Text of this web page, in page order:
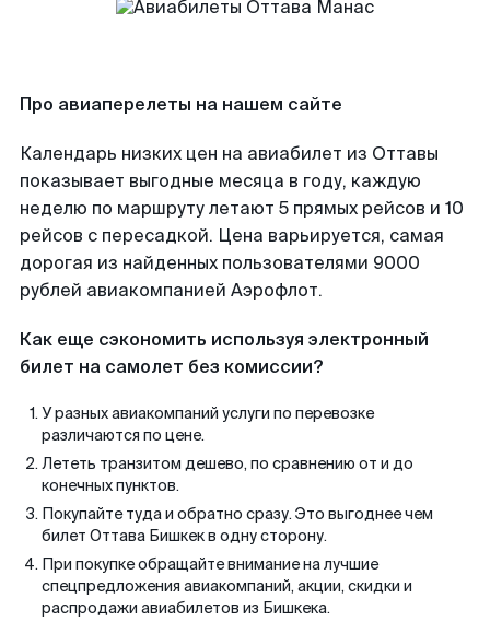
Про авиаперелеты на нашем сайте
Календарь низких цен на авиабилет из Оттавы
показывает выгодные месяца в году, каждую
неделю по маршруту летают 5 прямых рейсов и 10
рейсов с пересадкой. Цена варьируется, самая
дорогая из найденных пользователями 9000
рублей авиакомпанией Аэрофлот.
Как еще сэкономить используя электронный
билет на самолет без комиссии?
У разных авиакомпаний услуги по перевозке
различаются по цене.
Лететь транзитом дешево, по сравнению от и до
конечных пунктов.
Покупайте туда и обратно сразу. Это выгоднее чем
билет Оттава Бишкек в одну сторону.
При покупке обращайте внимание на лучшие
спецпредложения авиакомпаний, акции, скидки и
распродажи авиабилетов из Бишкека.